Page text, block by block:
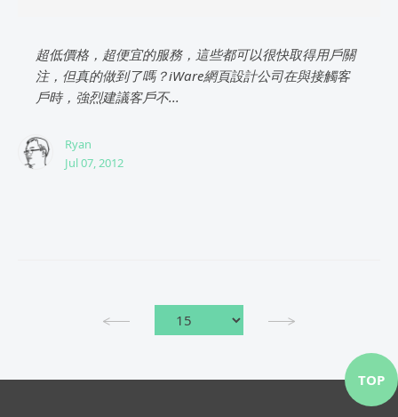
超低價格，超便宜的服務，這些都可以很快取得用戶關
注，但真的做到了嗎？iWare網頁設計公司在與接觸客
戶時，強烈建議客戶不...
Ryan
Jul 07, 2012
TOP